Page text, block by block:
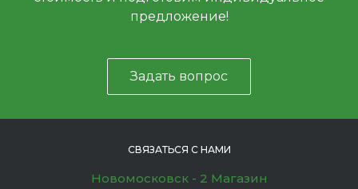
предложение!
Задать вопрос
СВЯЗАТЬСЯ С НАМИ
Новомосковск - 2 Магазин